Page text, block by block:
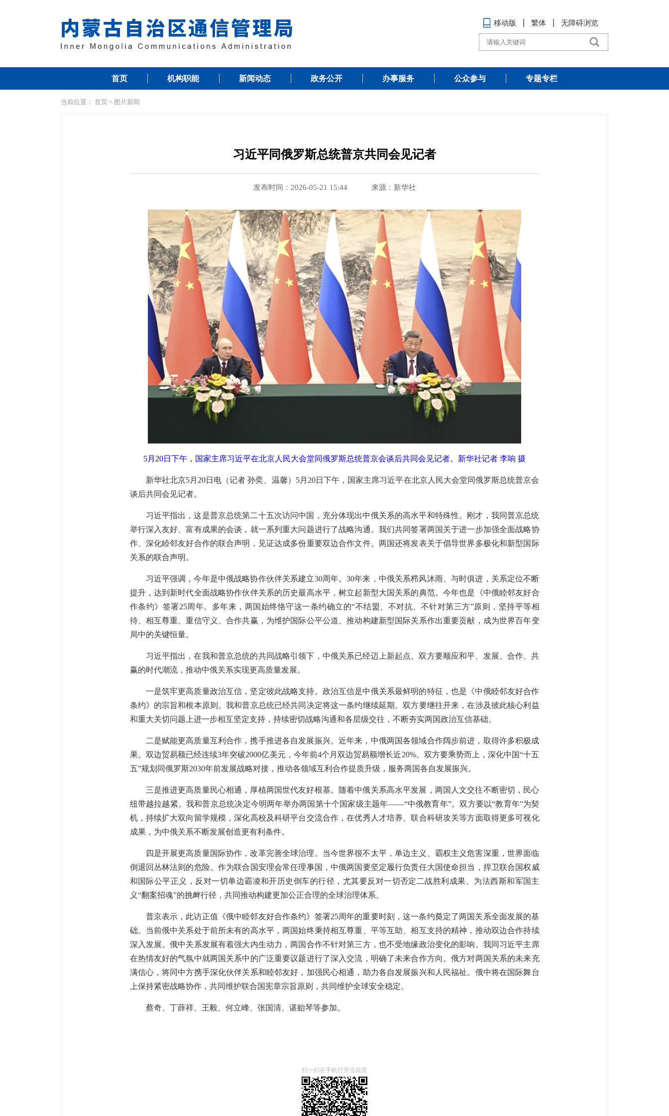
移动版 繁体 无障碍浏览
首页 机构职能 新闻动态 政务公开 办事服务 公众参与 专题专栏
当前位置： 首页 > 图片新闻
习近平同俄罗斯总统普京共同会见记者
发布时间：2026-05-21 15:44 来源：新华社
5月20日下午，国家主席习近平在北京人民大会堂同俄罗斯总统普京会谈后共同会见记者。 新华社记者 李响 摄
新华社北京5月20日电（记者 孙奕、温馨）5月20日下午，国家主席习近平在北京人民大会堂同俄罗斯总统普京会
谈后共同会见记者。
习近平指出，这是普京总统第二十五次访问中国，充分体现出中俄关系的高水平和特殊性。刚才，我同普京总统
举行深入友好、富有成果的会谈，就一系列重大问题进行了战略沟通。我们共同签署两国关于进一步加强全面战略协
作、深化睦邻友好合作的联合声明，见证达成多份重要双边合作文件。两国还将发表关于倡导世界多极化和新型国际
关系的联合声明。
习近平强调，今年是中俄战略协作伙伴关系建立30周年。30年来，中俄关系栉风沐雨、与时俱进，关系定位不断
提升，达到新时代全面战略协作伙伴关系的历史最高水平，树立起新型大国关系的典范。今年也是《中俄睦邻友好合
作条约》签署25周年。多年来，两国始终恪守这一条约确立的“不结盟、不对抗、不针对第三方”原则，坚持平等相
待、相互尊重、重信守义、合作共赢，为维护国际公平公道、推动构建新型国际关系作出重要贡献，成为世界百年变
局中的关键恒量。
习近平指出，在我和普京总统的共同战略引领下，中俄关系已经迈上新起点。双方要顺应和平、发展、合作、共
赢的时代潮流，推动中俄关系实现更高质量发展。
一是筑牢更高质量政治互信，坚定彼此战略支持。政治互信是中俄关系最鲜明的特征，也是《中俄睦邻友好合作
条约》的宗旨和根本原则。我和普京总统已经共同决定将这一条约继续延期。双方要继往开来，在涉及彼此核心利益
和重大关切问题上进一步相互坚定支持，持续密切战略沟通和各层级交往，不断夯实两国政治互信基础。
二是赋能更高质量互利合作，携手推进各自发展振兴。近年来，中俄两国各领域合作阔步前进，取得许多积极成
果。双边贸易额已经连续3年突破2000亿美元，今年前4个月双边贸易额增长近20%。双方要乘势而上，深化中国“十五
五”规划同俄罗斯2030年前发展战略对接，推动各领域互利合作提质升级，服务两国各自发展振兴。
三是推进更高质量民心相通，厚植两国世代友好根基。随着中俄关系高水平发展，两国人文交往不断密切，民心
纽带越拉越紧。我和普京总统决定今明两年举办两国第十个国家级主题年——“中俄教育年”。双方要以“教育年”为契
机，持续扩大双向留学规模，深化高校及科研平台交流合作，在优秀人才培养、联合科研攻关等方面取得更多可视化
成果，为中俄关系不断发展创造更有利条件。
四是开展更高质量国际协作，改革完善全球治理。当今世界很不太平，单边主义、霸权主义危害深重，世界面临
倒退回丛林法则的危险。作为联合国安理会常任理事国，中俄两国要坚定履行负责任大国使命担当，捍卫联合国权威
和国际公平正义，反对一切单边霸凌和开历史倒车的行径，尤其要反对一切否定二战胜利成果、为法西斯和军国主
义“翻案招魂”的挑衅行径，共同推动构建更加公正合理的全球治理体系。
普京表示，此访正值《俄中睦邻友好合作条约》签署25周年的重要时刻，这一条约奠定了两国关系全面发展的基
础。当前俄中关系处于前所未有的高水平，两国始终秉持相互尊重、平等互助、相互支持的精神，推动双边合作持续
深入发展。俄中关系发展有着强大内生动力，两国合作不针对第三方，也不受地缘政治变化的影响。我同习近平主席
在热情友好的气氛中就两国关系中的广泛重要议题进行了深入交流，明确了未来合作方向。俄方对两国关系的未来充
满信心，将同中方携手深化伙伴关系和睦邻友好，加强民心相通，助力各自发展振兴和人民福祉。俄中将在国际舞台
上保持紧密战略协作，共同维护联合国宪章宗旨原则，共同维护全球安全稳定。
蔡奇、丁薛祥、王毅、何立峰、张国清、谌贻琴等参加。
扫一扫在手机打开当前页